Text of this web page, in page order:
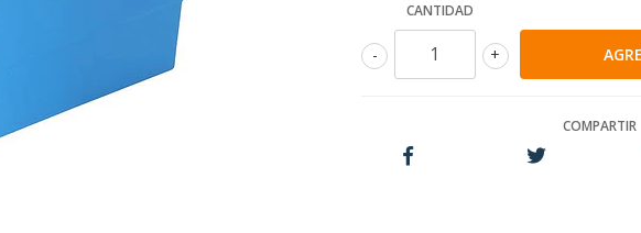
CANTIDAD
+
-
COMPARTIR